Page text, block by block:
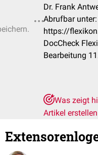
Dr. Frank
Abrufbar unter:
https://
DocCheck
Bearbeitung
Was zeigt
Artikel erstellen